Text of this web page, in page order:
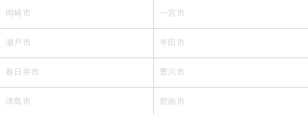
岡崎市 一宮市
瀬戸市 半田市
春日井市 豊川市
津島市 碧南市